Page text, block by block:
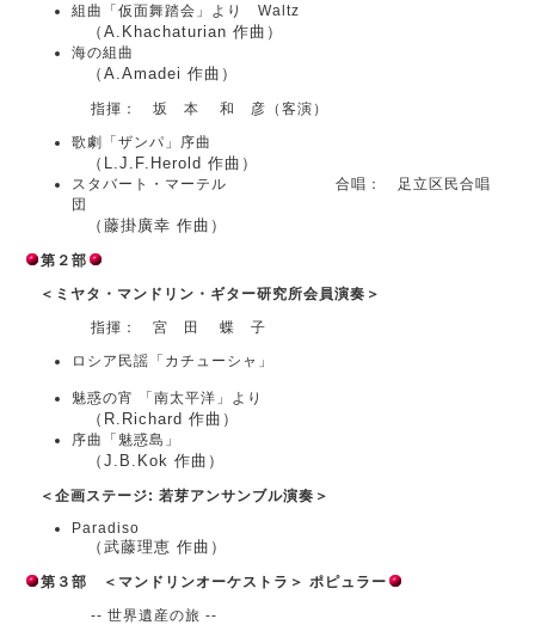
組曲「仮面舞踏会」より Waltz
（A.Khachaturian 作曲）
海の組曲
（A.Amadei 作曲）
指揮： 坂 本 和 彦（客演）
歌劇「ザンパ」序曲
（L.J.F.Herold 作曲）
スタバート・マーテル 合唱： 足立区民合唱
団
（藤掛廣幸 作曲）
第２部
＜ミヤタ・マンドリン・ギター研究所会員演奏＞
指揮： 宮 田 蝶 子
ロシア民謡「カチューシャ」
魅惑の宵 「南太平洋」より
（R.Richard 作曲）
序曲「魅惑島」
（J.B.Kok 作曲）
＜企画ステージ: 若芽アンサンブル演奏＞
Paradiso
（武藤理恵 作曲）
第３部 ＜マンドリンオーケストラ＞ ポピュラー
-- 世界遺産の旅 --